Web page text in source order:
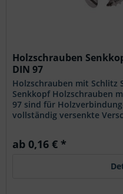
Holzschrauben
DIN 97
Holzschrauben mit Schlitz
Senkkopf Holzschrauben
97 sind für
vollständig versenkte
ab 0,16 € *